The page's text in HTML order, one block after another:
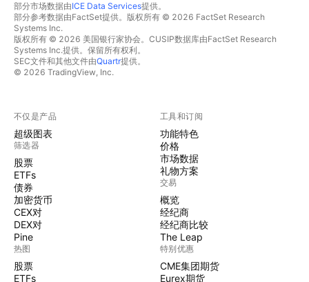
部分市场数据由ICE Data Services提供。
部分参考数据由FactSet提供。版权所有 © 2026 FactSet Research
Systems Inc.
版权所有 © 2026 美国银行家协会。CUSIP数据库由FactSet Research
Systems Inc.提供。保留所有权利。
SEC文件和其他文件由Quartr提供。
© 2026 TradingView, Inc.
不仅是产品
超级图表
筛选器
股票
ETFs
债券
加密货币
CEX对
DEX对
Pine
热图
股票
ETFs
工具和订阅
功能特色
价格
市场数据
礼物方案
交易
概览
经纪商
经纪商比较
The Leap
特别优惠
CME集团期货
Eurex期货